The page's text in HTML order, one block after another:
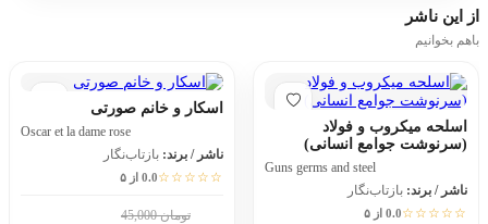
از این ناشر
باهم بخوانیم
اسلحه میکروب و فولاد
(سرنوشت جوامع انسانی)
Guns germs and steel
ناشر / برند: بازتاب‌نگار
☆☆☆☆☆0.0 از ۵
اسکار و خانم صورتی
Oscar et la dame rose
ناشر / برند: بازتاب‌نگار
☆☆☆☆☆0.0 از ۵
تومان 45,000